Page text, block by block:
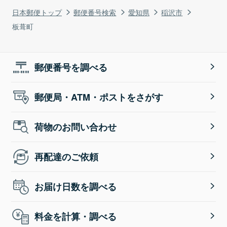
日本郵便トップ 郵便番号検索 愛知県
稲沢市
板葺町
郵便番号を調べる
郵便局・ATM・ポストをさがす
荷物のお問い合わせ
再配達のご依頼
お届け日数を調べる
料金を計算・調べる